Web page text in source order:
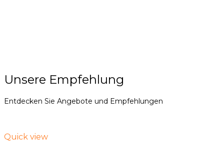
Unsere Empfehlung
Entdecken Sie Angebote und Empfehlungen
Quick view